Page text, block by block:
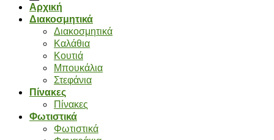
Αρχική
Διακοσμητικά
Διακοσμητικά
Καλάθια
Κουτιά
Μπουκάλια
Στεφάνια
Πίνακες
Πίνακες
Φωτιστικά
Φωτιστικά